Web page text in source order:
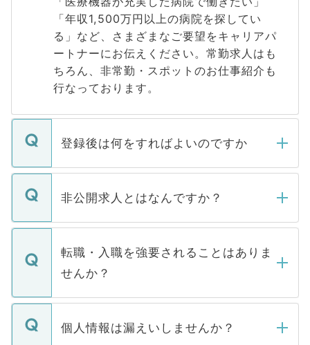
「年収1,500万円以上の病院を探してい
る」など、さまざまなご要望をキャリアパ
ートナーにお伝えください。常勤求人はも
ちろん、非常勤・スポットのお仕事紹介も
行なっております。
登録後は何をすればよいのですか
ご登録いただきましたら、弊社担当者がご
登録内容を確認し、その後メールもしくは
ます。通常、5営業日以内にはご連絡をせて
いただきますので、しばらくお待ちくださ
非公開求人とはなんですか？
マイナビDOCTORで取り扱っている求人の
うち約3割は、Webサイトからご覧いただ
けない「非公開求人」です。非公開求人は
下記の理由によって、一般には公開してい
ません。
■応募殺到を避けるため 人気のある医療機
転職・入職を強要されることはありま
せんか？
転職・入職を強要することは一切ありませ
ん。また、仮に応募先から内定をいただい
個人情報は漏えいしませんか？